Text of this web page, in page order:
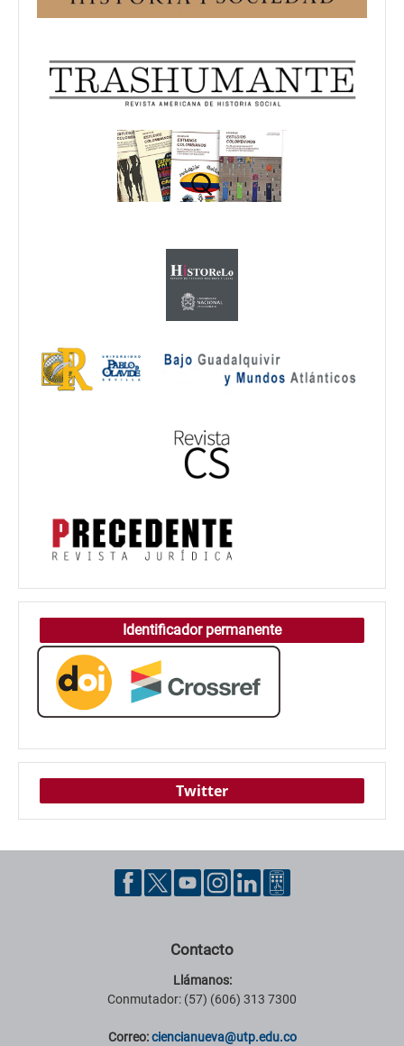
Identificador permanente
Twitter
Contacto
Llámanos:
Conmutador: (57) (606) 313 7300
Correo:ciencianueva@utp.edu.co